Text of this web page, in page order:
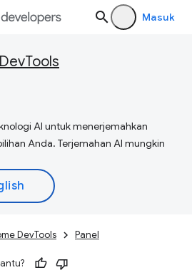
Masuk
AI untuk menerjemahkan
Anda. Terjemahan AI mungkin
DevTools Panel